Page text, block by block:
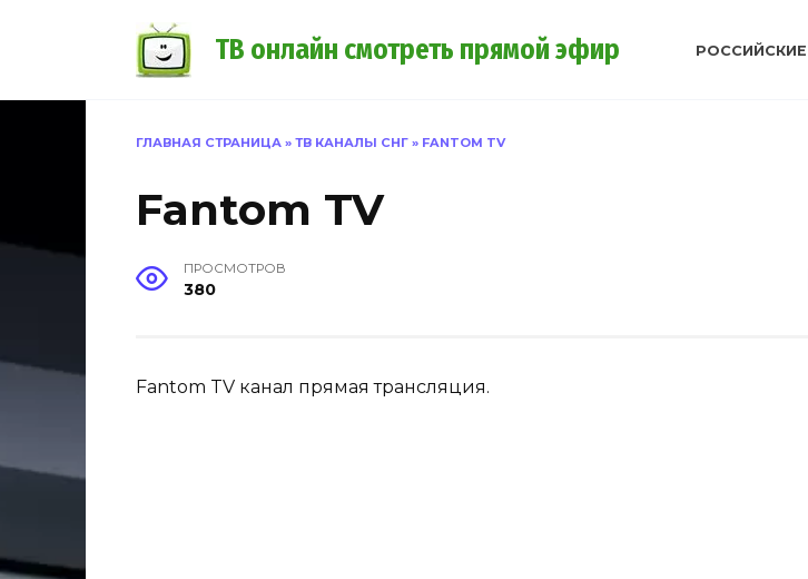
ТВ онлайн смотреть прямой эфир
ГЛАВНАЯ СТРАНИЦА » ТВ КАНАЛЫ СНГ » FANTOM TV
Fantom TV
ПРОСМОТРОВ
380
Fantom TV канал прямая трансляция.